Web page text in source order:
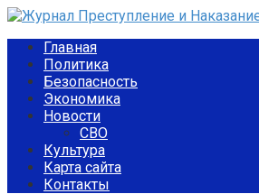
Перейти
контентуГлавная
Политика
Безопасность
Экономика
Новости
СВО
Культура
Карта сайта
Контакты